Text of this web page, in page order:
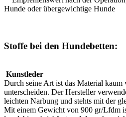
Hunde oder übergewichtige Hunde
Stoffe bei den Hundebetten:
Kunstleder
Durch seine Art ist das Material kaum
unterscheiden. Der Hersteller
leichten Narbung und stehts mit der
Mit einem Gewicht von 900 gr/Lfdm